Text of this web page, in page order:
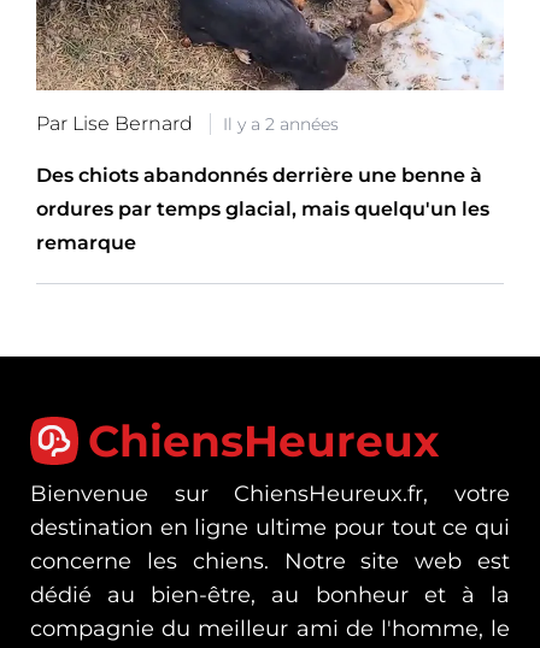
Par Lise Bernard Il y a 2 années
Des chiots abandonnés derrière une benne à
ordures par temps glacial, mais quelqu'un les
remarque
ChiensHeureux
Bienvenue sur ChiensHeureux.fr, votre
destination en ligne ultime pour tout ce qui
concerne les chiens. Notre site web est
dédié au bien-être, au bonheur et à la
compagnie du meilleur ami de l'homme, le